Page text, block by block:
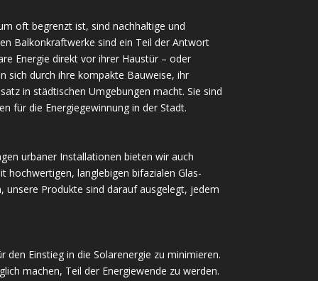
oft begrenzt ist, sind nachhaltige und
Balkonkraftwerke sind ein Teil der Antwort
Energie direkt vor ihrer Haustür – oder
sich durch ihre kompakte Bauweise, ihr
in städtischen Umgebungen macht. Sie sind
für die Energiegewinnung in der Stadt.
urbaner Installationen bieten wir auch
langlebigen bifazialen Glas-
unsere Produkte sind darauf ausgelegt, jedem
Einstieg in die Solarenergie zu minimieren.
machen, Teil der Energiewende zu werden.